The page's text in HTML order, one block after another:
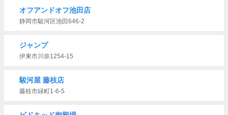
オフアンドオフ池田店
静岡市駿河区池田646-2
ジャンプ
伊東市川奈1254-15
駿河屋 藤枝店
藤枝市緑町1-6-5